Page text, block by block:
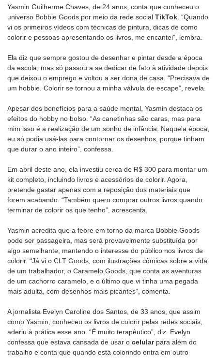
Yasmin Guilherme Chaves, de 24 anos, conta que conheceu o
universo Bobbie Goods por meio da rede social TikTok. “Quando
vi os primeiros vídeos com técnicas de pintura, dicas de como
colorir e pessoas apresentando os livros, me encantei”, lembra.
Ela diz que sempre gostou de desenhar e pintar desde a época
da escola, mas só passou a se dedicar de fato à atividade depois
que deixou o emprego e voltou a ser dona de casa. “Precisava de
um hobbie. Colorir se tornou a minha válvula de escape”, revela.
Apesar dos benefícios para a saúde mental, Yasmin destaca os
efeitos do hobby no bolso. “As canetinhas são caras, mas para
mim isso é a realização de um sonho de infância. Naquela época,
eu só podia usá-las para contornar os desenhos, porque tinham
que durar o ano inteiro”, confessa.
Em abril deste ano, ela investiu cerca de R$ 300 para montar um
kit completo, incluindo livros e acessórios de colorir. Agora,
pretende gastar apenas com a reposição dos materiais que
forem acabando. “Também quero comprar outros livros quando
terminar de colorir os que tenho”, acrescenta.
Yasmin acredita que a febre em torno da marca Bobbie Goods
pode ser passageira, mas será provavelmente substituída por
algo semelhante, mantendo o interesse do público nos livros de
colorir. “Já vi o CLT Goods, com ilustrações cômicas sobre a vida
de um trabalhador, o Caramelo Goods, que conta as aventuras
de um cachorro caramelo, e o último que vi tinha uma pegada
mais adulta, com desenhos mais picantes”, comenta.
A jornalista Evelyn Caroline dos Santos, de 33 anos, que assim
como Yasmin, conheceu os livros de colorir pelas redes sociais,
aderiu à prática esse ano. “É muito terapêutico”, diz. Evelyn
confessa que estava cansada de usar o celularpara além do
trabalho e conta que quando está colorindo entra em outro